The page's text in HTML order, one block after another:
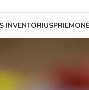
INVENTORIUS